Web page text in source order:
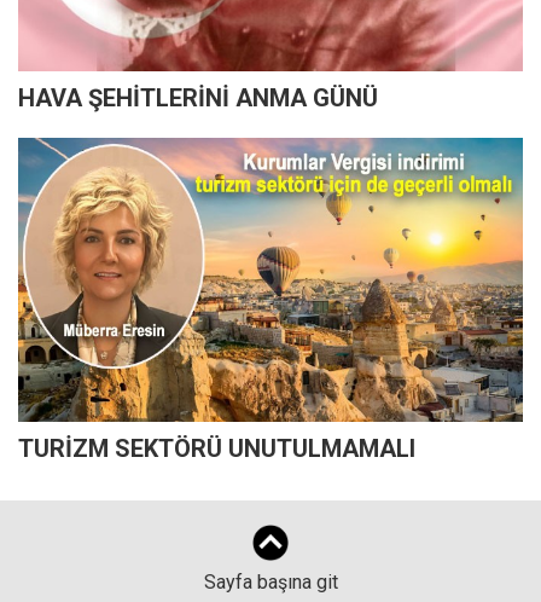
HAVA ŞEHİTLERİNİ ANMA GÜNÜ
TURİZM SEKTÖRÜ UNUTULMAMALI
Sayfa başına git